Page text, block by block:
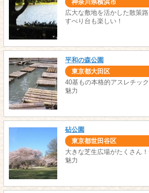
神奈川県横浜市
広大な敷地を活かした散策
すべり台も楽しい！
平和の森公園
東京都大田区
40基もの本格的アスレチッ
魅力
砧公園
東京都世田谷区
大きな芝生広場がたくさん
魅力